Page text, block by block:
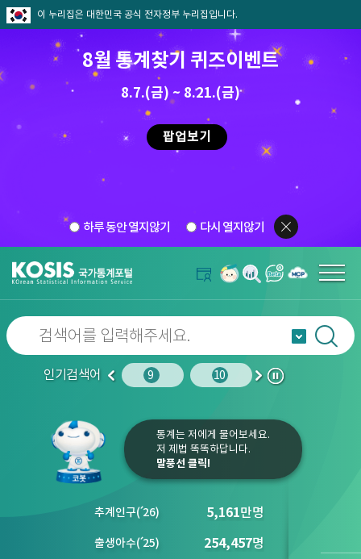
이 누리집은 대한민국 공식 전자정부 누리집입니다.
8월 통계찾기 퀴즈이벤트
8.7.(금) ~ 8.21.(금)
팝업보기
하루 동안 열지않기 다시 열지않기
인기검색어
이
10 임금 9 10 1
다
정
통계는 저에게 물어보세요.
저 제법 똑똑하답니다.
말풍선 클릭!
추계인구(´26) 5,161만명
출생아수(´25) 254,457명